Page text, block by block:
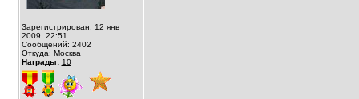
Зарегистрирован: 12 янв
2009, 22:51
Сообщений: 2402
Откуда: Москва
Награды: 10